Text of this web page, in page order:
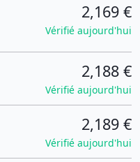
2,169 €
Vérifié aujourd'hui
2,188 €
Vérifié aujourd'hui
2,189 €
Vérifié aujourd'hui